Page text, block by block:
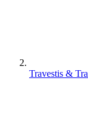
Travestis &